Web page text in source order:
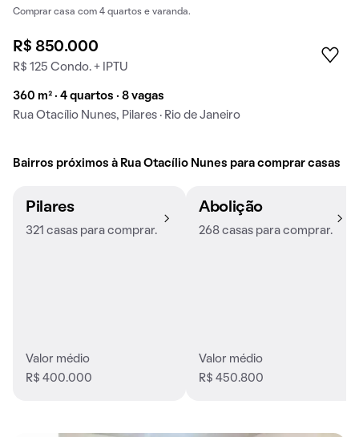
Comprar casa com 4 quartos e varanda.
R$ 850.000
R$ 125 Condo. + IPTU
360 m² · 4 quartos · 8 vagas
Rua Otacílio Nunes, Pilares · Rio de Janeiro
Bairros próximos à Rua Otacílio Nunes para comprar casas
Pilares
321 casas para comprar.
Valor médio
R$ 400.000
Abolição
268 casas para comprar.
Valor médio
R$ 450.800